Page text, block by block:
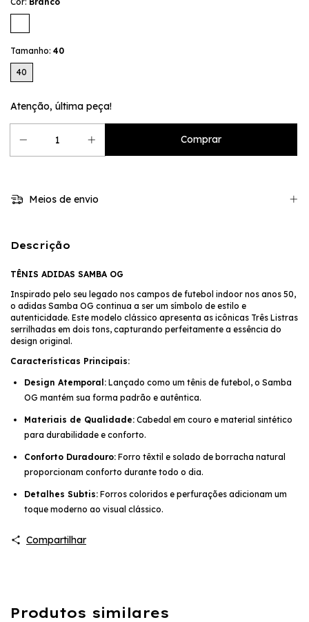
Tamanho: 40
40
Atenção, última peça!
Meios de envio
Descrição
TÊNIS ADIDAS SAMBA OG
Inspirado pelo seu legado nos campos de futebol indoor nos anos 50,
o adidas Samba OG continua a ser um símbolo de estilo e
autenticidade. Este modelo clássico apresenta as icônicas Três Listras
serrilhadas em dois tons, capturando perfeitamente a essência do
design original.
Características Principais:
Design Atemporal: Lançado como um tênis de futebol, o Samba
OG mantém sua forma padrão e autêntica.
Materiais de Qualidade: Cabedal em couro e material sintético
para durabilidade e conforto.
Conforto Duradouro: Forro têxtil e solado de borracha natural
proporcionam conforto durante todo o dia.
Detalhes Subtis: Forros coloridos e perfurações adicionam um
toque moderno ao visual clássico.
Compartilhar
Produtos similares